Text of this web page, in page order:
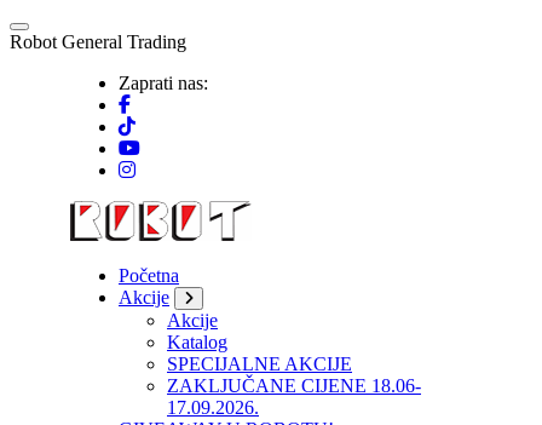
Skip
to
Robot General Trading
Zaprati nas:
Početna
Akcije
Akcije
Katalog
SPECIJALNE AKCIJE
ZAKLJUČANE CIJENE 18.06-
17.09.2026.